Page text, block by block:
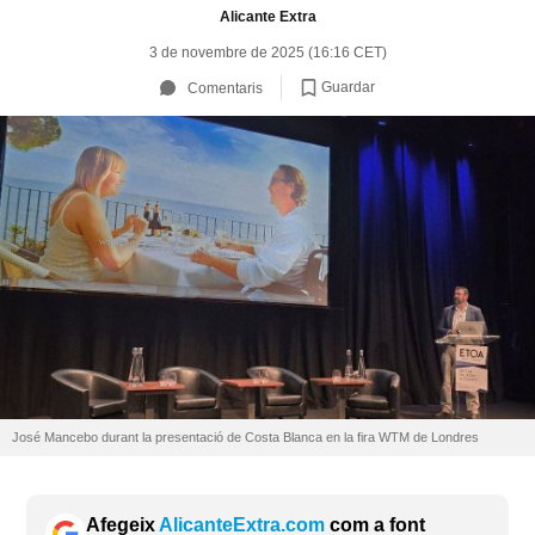
Alicante Extra
3 de novembre de 2025 (16:16 CET)
Comentaris Guardar
José Mancebo durant la presentació de Costa Blanca en la fira WTM de Londres
AfegeixAlicanteExtra.com com a font